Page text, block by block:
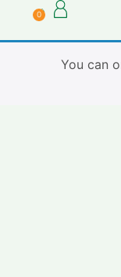
0
You can